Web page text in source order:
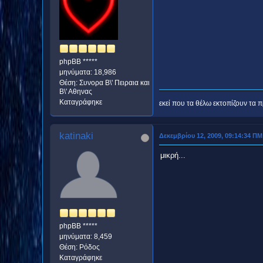
phpBB *****
μηνύματα: 18,986
Θέση: Συνορα Β\' Πειραια και
Β\' Αθηνας
Καταγράφηκε
εκεί που τα θέλω εκτοπίζουν τα
katinaki
phpBB *****
μηνύματα: 8,459
Θέση: Ρόδος
Καταγράφηκε
Δεκεμβρίου 12, 2009, 09:14:34 ΠΜ
μικρή...